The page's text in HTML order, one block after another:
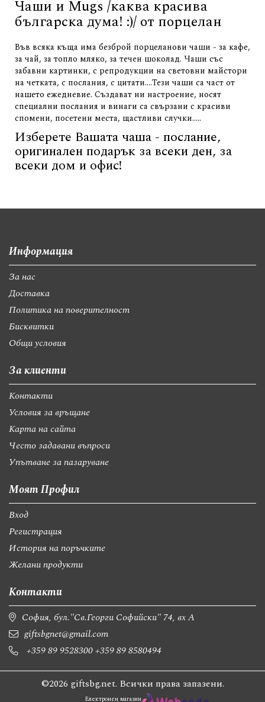
Чаши и Mugs /каква красива
българска дума! :)/ от порцелан
Във всяка къща има безброй порцеланови чаши - за кафе,
за чай, за топло мляко, за течен шоколад. Чаши със
забавни картинки, с репродукции на световни майстори
на четката, с послания, с цитати....Тези чаши са част от
нашето ежедневие. Създават ни настроение, носят
специални послания и винаги са свързани с красиви
спомени, посетени места, щастливи случки.....
Изберете Вашата чаша - послание,
оригинален подарък за всеки ден, за
всеки дом и офис!
Информация
За нас
Доставка
Политика на поверителност
Бисквитки
Общи условия
За клиенти
Контакти
Условия за връщане
Карта на сайта
Често задавани въпроси
Упътване за пазаруване
Моят Профил
Вход
Регистрация
История на поръчките
Желани продукти
Контакти
София, бул."Св.Георги Софийски" 74, вх А
giftsbgnet@gmail.com
+359 89 9528300+359 89 8580494
©2026 giftsbg.net. Всички права запазени.
Електронен магазин